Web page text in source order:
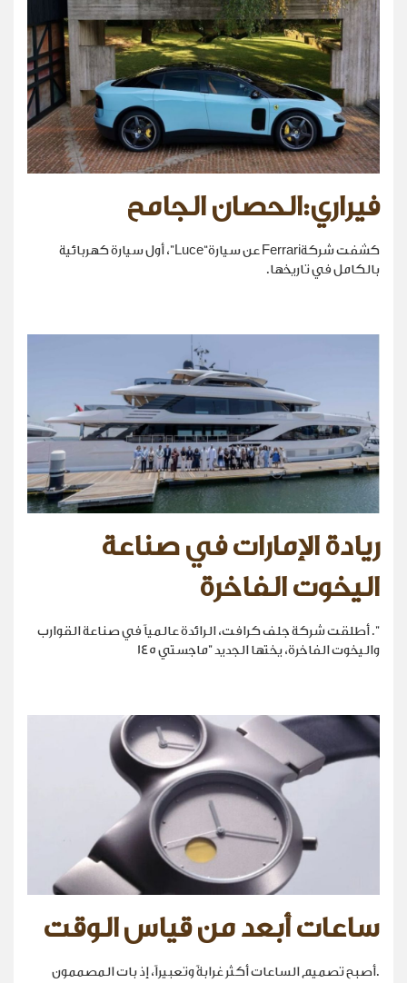
فيراري:الحصان الجامح
كشفت شركةFerrari عن سيارة“Luce”، أول سيارة كهربائية
بالكامل في تاريخها.
ريادة الإمارات في صناعة
اليخوت الفاخرة
". أطلقت شركة جلف كرافت، الرائدة عالمياً في صناعة القوارب
واليخوت الفاخرة، يختها الجديد "ماجستي 145
ساعات أبعد من قياس الوقت
.أصبح تصميم الساعات أكثر غرابةً وتعبيراً، إذ بات المصممون